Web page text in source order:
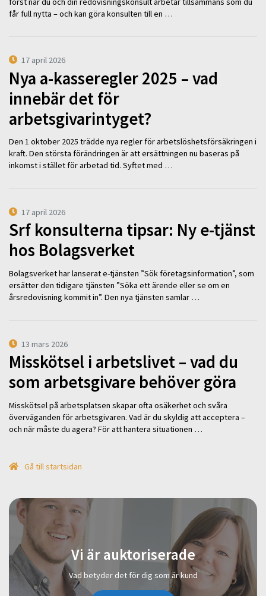
får full nytta – och kan göra konsulten till en …
17 april 2026
Nya a-kasseregler 2025 – vad
innebär det för
arbetsgivarintyget?
Den 1 oktober 2025 trädde nya regler för arbetslöshetsförsäkringen i
kraft. Den största förändringen är att ersättningen nu baseras på
inkomst i stället för arbetad tid. Syftet med …
17 april 2026
Srf konsulterna tipsar: Ny e-tjänst
hos Bolagsverket
Bolagsverket har lanserat e-tjänsten ”Sök företagsinformation”, som
ersätter den tidigare tjänsten ”Söka ett ärende eller se om en
årsredovisning kommit in”. Den nya tjänsten samlar …
13 mars 2026
Misskötsel i arbetslivet – vad du
som arbetsgivare behöver göra
Misskötsel på arbetsplatsen skapar ofta osäkerhet och svåra
överväganden för arbetsgivaren. Vad är du skyldig att acceptera –
och när måste du agera? För att hantera situationen …
Gå till startsidan
Vi är auktoriserade
Vad betyder det för dig som är kund